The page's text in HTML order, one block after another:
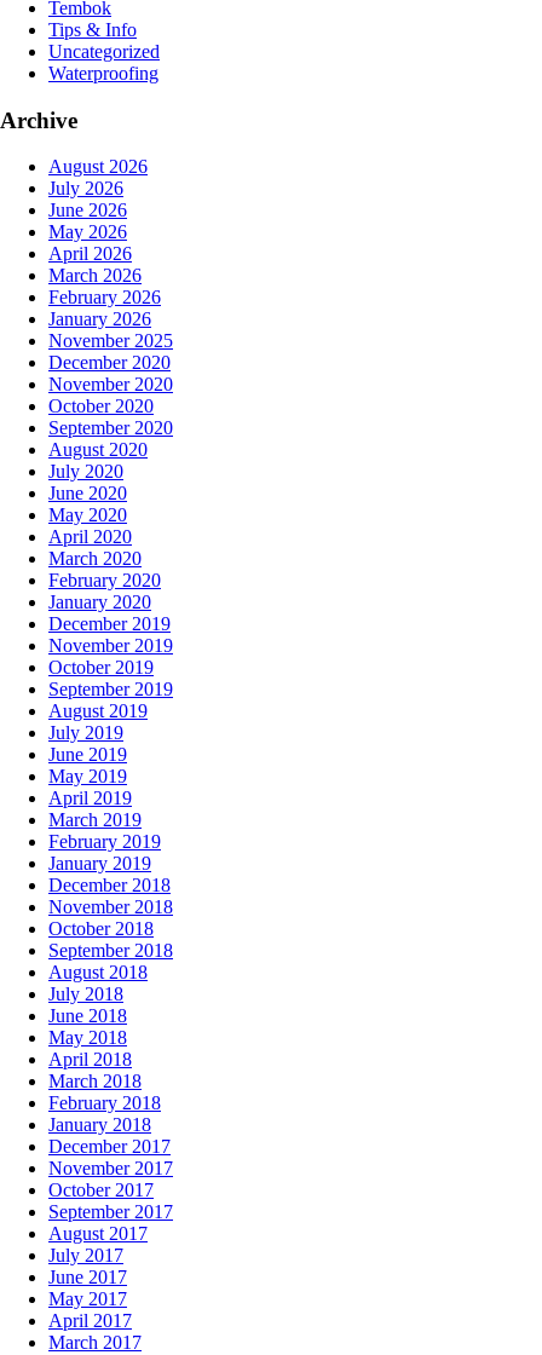
Tembok
Tips & Info
Uncategorized
Waterproofing
Archive
August 2026
July 2026
June 2026
May 2026
April 2026
March 2026
February 2026
January 2026
November 2025
December 2020
November 2020
October 2020
September 2020
August 2020
July 2020
June 2020
May 2020
April 2020
March 2020
February 2020
January 2020
December 2019
November 2019
October 2019
September 2019
August 2019
July 2019
June 2019
May 2019
April 2019
March 2019
February 2019
January 2019
December 2018
November 2018
October 2018
September 2018
August 2018
July 2018
June 2018
May 2018
April 2018
March 2018
February 2018
January 2018
December 2017
November 2017
October 2017
September 2017
August 2017
July 2017
June 2017
May 2017
April 2017
March 2017